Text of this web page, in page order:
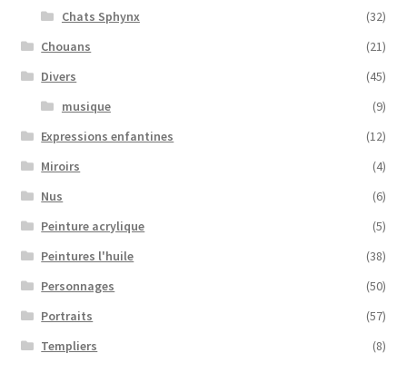
Chats Sphynx
(32)
Chouans
(21)
Divers
(45)
musique
(9)
Expressions enfantines
(12)
Miroirs
(4)
Nus
(6)
Peinture acrylique
(5)
Peintures l'huile
(38)
Personnages
(50)
Portraits
(57)
Templiers
(8)